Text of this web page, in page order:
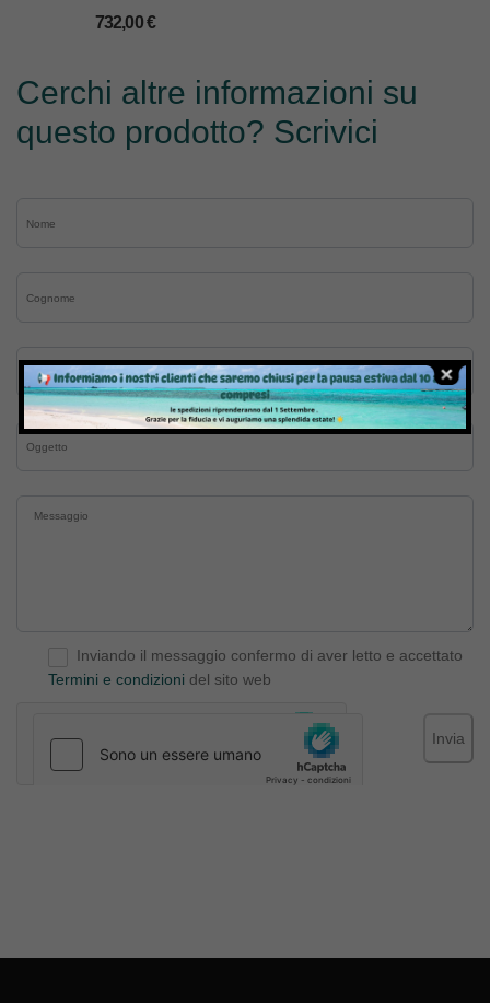
mm.6,4/37
732,00€
Cerchi altre informazioni su
questo prodotto? Scrivici
Inviando il messaggio confermo di aver letto e accettato
Termini e condizioni del sito web
Invia